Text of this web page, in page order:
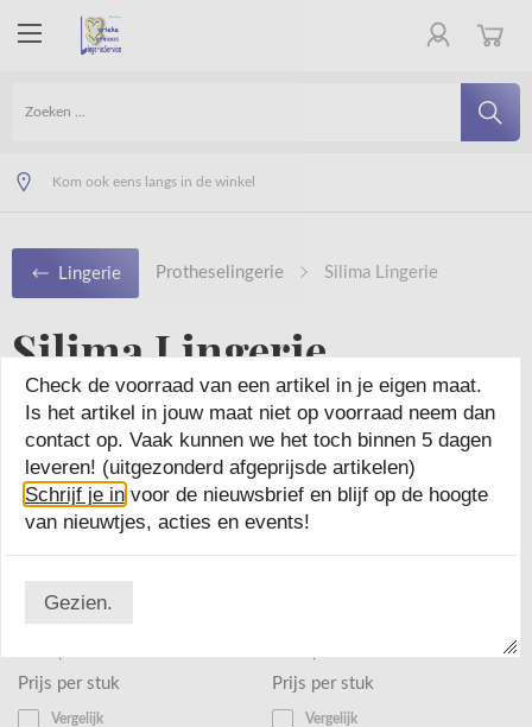
Veilig online winkelen
Uitstekende klantenservice
Kom ook eens langs in de winkel
Lingerie Protheselingerie Silima Lingerie
Silima Lingerie
 
Prijs per stuk
Vergelijk
Prijs per stuk
Vergelijk
Check de voorraad van een artikel in je eigen maat.
Is het artikel in jouw maat niet op voorraad neem dan
contact op. Vaak kunnen we het toch binnen 5 dagen
leveren! (uitgezonderd afgeprijsde artikelen)
Schrijf je invoor de nieuwsbrief en blijf op de hoogte
van nieuwtjes, acties en events!
Gezien.